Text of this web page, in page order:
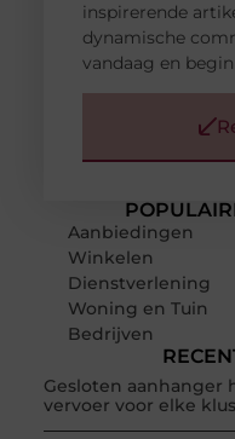
Aanbiedingen
Winkelen
Dienstverlening
Woning en Tuin
Bedrijven
Gesloten aanhanger
vervoer voor elke klus
inspirerende
dynamische
vandaag en